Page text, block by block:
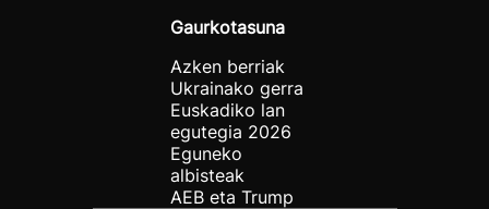
Gaurkotasuna
Azken berriak
Ukrainako gerra
Euskadiko lan
egutegia 2026
Eguneko
albisteak
AEB eta Trump